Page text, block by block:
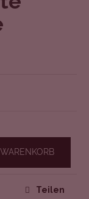
Teilen